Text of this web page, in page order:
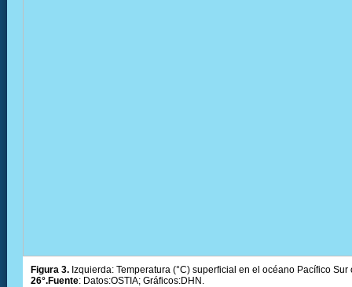
Figura 3. Izquierda: Temperatura (°C) superficial en el océano Pacífico
26°.Fuente: Datos:OSTIA; Gráficos:DHN.